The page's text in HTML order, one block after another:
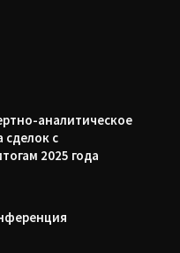
аналитическое
сделок с
2025 года